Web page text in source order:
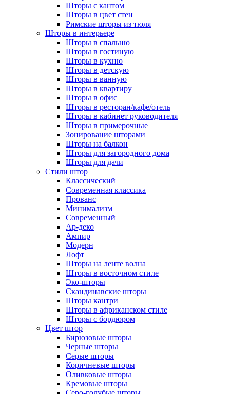
Шторы с кантом
Шторы в цвет стен
Римские шторы из тюля
Шторы в интерьере
Шторы в спальню
Шторы в гостиную
Шторы в кухню
Шторы в детскую
Шторы в ванную
Шторы в квартиру
Шторы в офис
Шторы в ресторан/кафе/отель
Шторы в кабинет руководителя
Шторы в примерочные
Зонирование шторами
Шторы на балкон
Шторы для загородного дома
Шторы для дачи
Стили штор
Классический
Современная классика
Прованс
Минимализм
Современный
Ар-деко
Ампир
Модерн
Лофт
Шторы на ленте волна
Шторы в восточном стиле
Эко-шторы
Скандинавские шторы
Шторы кантри
Шторы в африканском стиле
Шторы с бордюром
Цвет штор
Бирюзовые шторы
Черные шторы
Серые шторы
Коричневые шторы
Оливковые шторы
Кремовые шторы